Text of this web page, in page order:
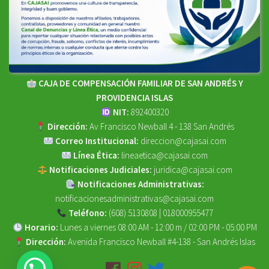
CAJA DE COMPENSACIÓN FAMILIAR DE SAN ANDRÉS Y
PROVIDENCIA ISLAS
NIT: 892400320
Dirección: Av Francisco Newball 4 - 138 San Andrés
Correo Institucional: direccion@cajasai.com
Línea Ética: lineaetica@cajasai.com
Notificaciones Judiciales: juridica@cajasai.com
Notificaciones Administrativas:
notificacionesadministrativas@cajasai.com
Teléfono: (608) 5130808 | 018000955477
Horario: Lunes a viernes 08:00 AM - 12:00 m / 02:00 PM - 05:00 PM
Dirección: Avenida Francisco Newball #4-138 - San Andrés Islas